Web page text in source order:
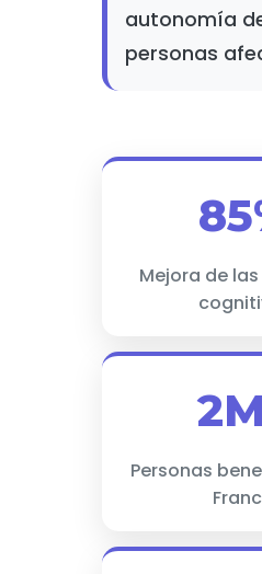
autonomía
personas
Mejora de
Personas